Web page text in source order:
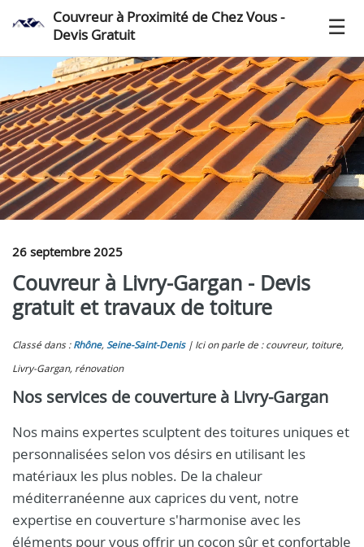
Couvreur à Proximité de Chez Vous -
Devis Gratuit
26 septembre 2025
Couvreur à Livry-Gargan - Devis
gratuit et travaux de toiture
Classé dans : Rhône, Seine-Saint-Denis
Ici on parle de : couvreur, toiture,
Livry-Gargan, rénovation
Nos services de couverture à Livry-Gargan
Nos mains expertes sculptent des toitures uniques et
personnalisées selon vos désirs en utilisant les
matériaux les plus nobles. De la chaleur
méditerranéenne aux caprices du vent, notre
expertise en couverture s'harmonise avec les
éléments pour vous offrir un cocon sûr et confortable